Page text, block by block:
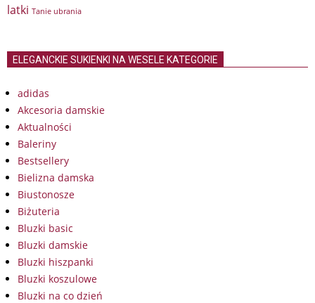
latki Tanie ubrania
ELEGANCKIE SUKIENKI NA WESELE KATEGORIE
adidas
Akcesoria damskie
Aktualności
Baleriny
Bestsellery
Bielizna damska
Biustonosze
Biżuteria
Bluzki basic
Bluzki damskie
Bluzki hiszpanki
Bluzki koszulowe
Bluzki na co dzień